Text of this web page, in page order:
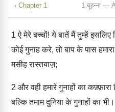
‹ Chapter 1 1 यूहन्ना —
1 ऐ मेरे बच्चों! ये बातें मैं तुम्हें
कोई गुनाह करे, तो बाप के पास
मसीह रास्तबाज़;
2 और वही हमारे गुनाहों का कफ़्फ़ारा
बल्कि तमाम दुनिया के गुनाहों का भी।